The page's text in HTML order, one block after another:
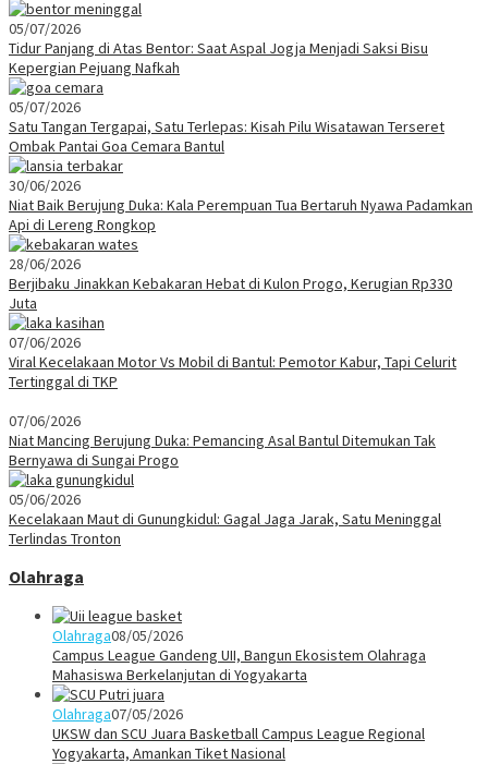
05/07/2026
Tidur Panjang di Atas Bentor: Saat Aspal Jogja Menjadi Saksi Bisu
Kepergian Pejuang Nafkah
05/07/2026
Satu Tangan Tergapai, Satu Terlepas: Kisah Pilu Wisatawan Terseret
Ombak Pantai Goa Cemara Bantul
30/06/2026
Niat Baik Berujung Duka: Kala Perempuan Tua Bertaruh Nyawa Padamkan
Api di Lereng Rongkop
28/06/2026
Berjibaku Jinakkan Kebakaran Hebat di Kulon Progo, Kerugian Rp330
Juta
07/06/2026
Viral Kecelakaan Motor Vs Mobil di Bantul: Pemotor Kabur, Tapi Celurit
Tertinggal di TKP
07/06/2026
Niat Mancing Berujung Duka: Pemancing Asal Bantul Ditemukan Tak
Bernyawa di Sungai Progo
05/06/2026
Kecelakaan Maut di Gunungkidul: Gagal Jaga Jarak, Satu Meninggal
Terlindas Tronton
Olahraga
Olahraga08/05/2026
Campus League Gandeng UII, Bangun Ekosistem Olahraga
Mahasiswa Berkelanjutan di Yogyakarta
Olahraga07/05/2026
UKSW dan SCU Juara Basketball Campus League Regional
Yogyakarta, Amankan Tiket Nasional